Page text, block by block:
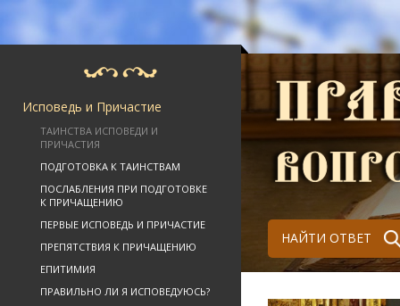
Исповедь и Причастие
ТАИНСТВА ИСПОВЕДИ И
ПРИЧАСТИЯ
ПОДГОТОВКА К ТАИНСТВАМ
ПОСЛАБЛЕНИЯ ПРИ ПОДГОТОВКЕ
К ПРИЧАЩЕНИЮ
ПЕРВЫЕ ИСПОВЕДЬ И ПРИЧАСТИЕ
ПРЕПЯТСТВИЯ К ПРИЧАЩЕНИЮ
ЕПИТИМИЯ
ПРАВИЛЬНО ЛИ Я ИСПОВЕДУЮСЬ?
НАЙТИ ОТВЕТ